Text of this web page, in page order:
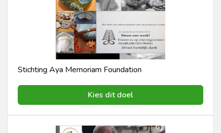
Stichting Aya Memoriam Foundation
Kies dit doel